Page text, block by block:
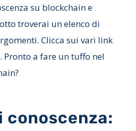
su blockchain e
troverai un elenco di
Clicca sui vari link
Pronto a fare un tuffo nel
conoscenza: